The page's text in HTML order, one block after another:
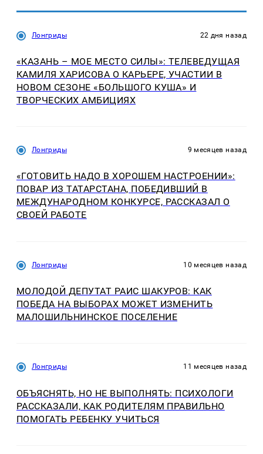
Лонгриды 22 дня назад
«КАЗАНЬ – МОЕ МЕСТО СИЛЫ»: ТЕЛЕВЕДУЩАЯ
КАМИЛЯ ХАРИСОВА О КАРЬЕРЕ, УЧАСТИИ В
НОВОМ СЕЗОНЕ «БОЛЬШОГО КУША» И
ТВОРЧЕСКИХ АМБИЦИЯХ
Лонгриды 9 месяцев назад
«ГОТОВИТЬ НАДО В ХОРОШЕМ НАСТРОЕНИИ»:
ПОВАР ИЗ ТАТАРСТАНА, ПОБЕДИВШИЙ В
МЕЖДУНАРОДНОМ КОНКУРСЕ, РАССКАЗАЛ О
СВОЕЙ РАБОТЕ
Лонгриды 10 месяцев назад
МОЛОДОЙ ДЕПУТАТ РАИС ШАКУРОВ: КАК
ПОБЕДА НА ВЫБОРАХ МОЖЕТ ИЗМЕНИТЬ
МАЛОШИЛЬНИНСКОЕ ПОСЕЛЕНИЕ
Лонгриды 11 месяцев назад
ОБЪЯСНЯТЬ, НО НЕ ВЫПОЛНЯТЬ: ПСИХОЛОГИ
РАССКАЗАЛИ, КАК РОДИТЕЛЯМ ПРАВИЛЬНО
ПОМОГАТЬ РЕБЕНКУ УЧИТЬСЯ